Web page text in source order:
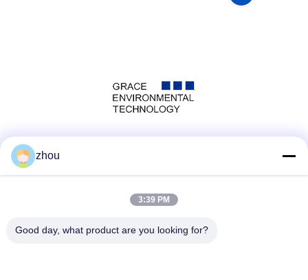
zhou
3:39 PM
Good day, what product are you looking for?